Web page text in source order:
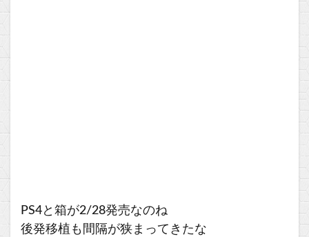
PS4と箱が2/28発売なのね
後発移植も間隔が狭まってきたな